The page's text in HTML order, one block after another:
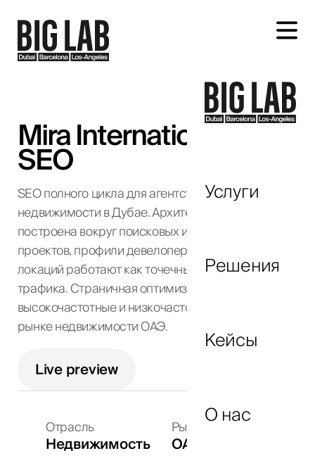
Обсудим ваш проект
United
Arab
Emirates
+971
+971
обработку персональных данных.
Услуги
Решения
Кейсы
О нас
Mira International —
SEO
SEO полного цикла для агентства элитной
недвижимости в Дубае. Архитектура сайта
построена вокруг поисковых интентов: страницы
проектов, профили девелоперов и страницы
локаций работают как точечные точки входа
трафика. Страничная оптимизация охватывает
высокочастотные и низкочастотные запросы на
рынке недвижимости ОАЭ.
Live preview
Отрасль
Недвижимость
Рынки
ОАЭ